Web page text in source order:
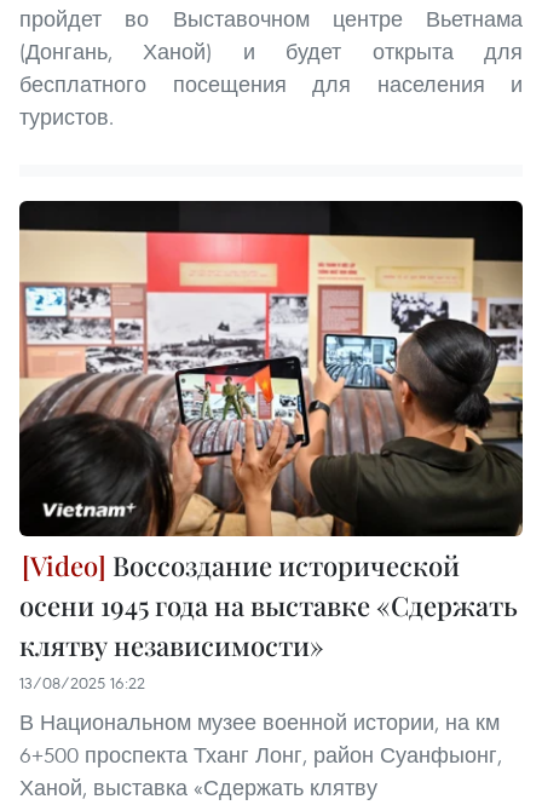
пройдет во Выставочном центре Вьетнама
(Донгань, Ханой) и будет открыта для
бесплатного посещения для населения и
туристов.
Воссоздание исторической
осени 1945 года на выставке «Сдержать
клятву независимости»
13/08/2025 16:22
В Национальном музее военной истории, на км
6+500 проспекта Тханг Лонг, район Суанфыонг,
Ханой, выставка «Сдержать клятву